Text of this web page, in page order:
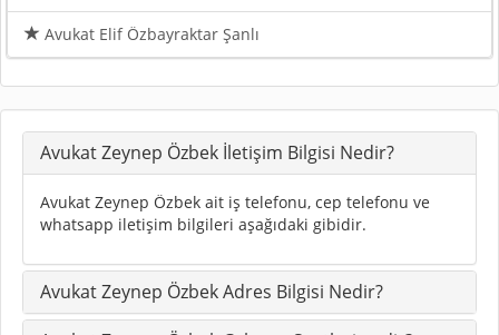
Avukat Elif Özbayraktar Şanlı
Avukat Zeynep Özbek İletişim Bilgisi Nedir?
Avukat Zeynep Özbek ait iş telefonu, cep telefonu ve
whatsapp iletişim bilgileri aşağıdaki gibidir.
Avukat Zeynep Özbek Adres Bilgisi Nedir?